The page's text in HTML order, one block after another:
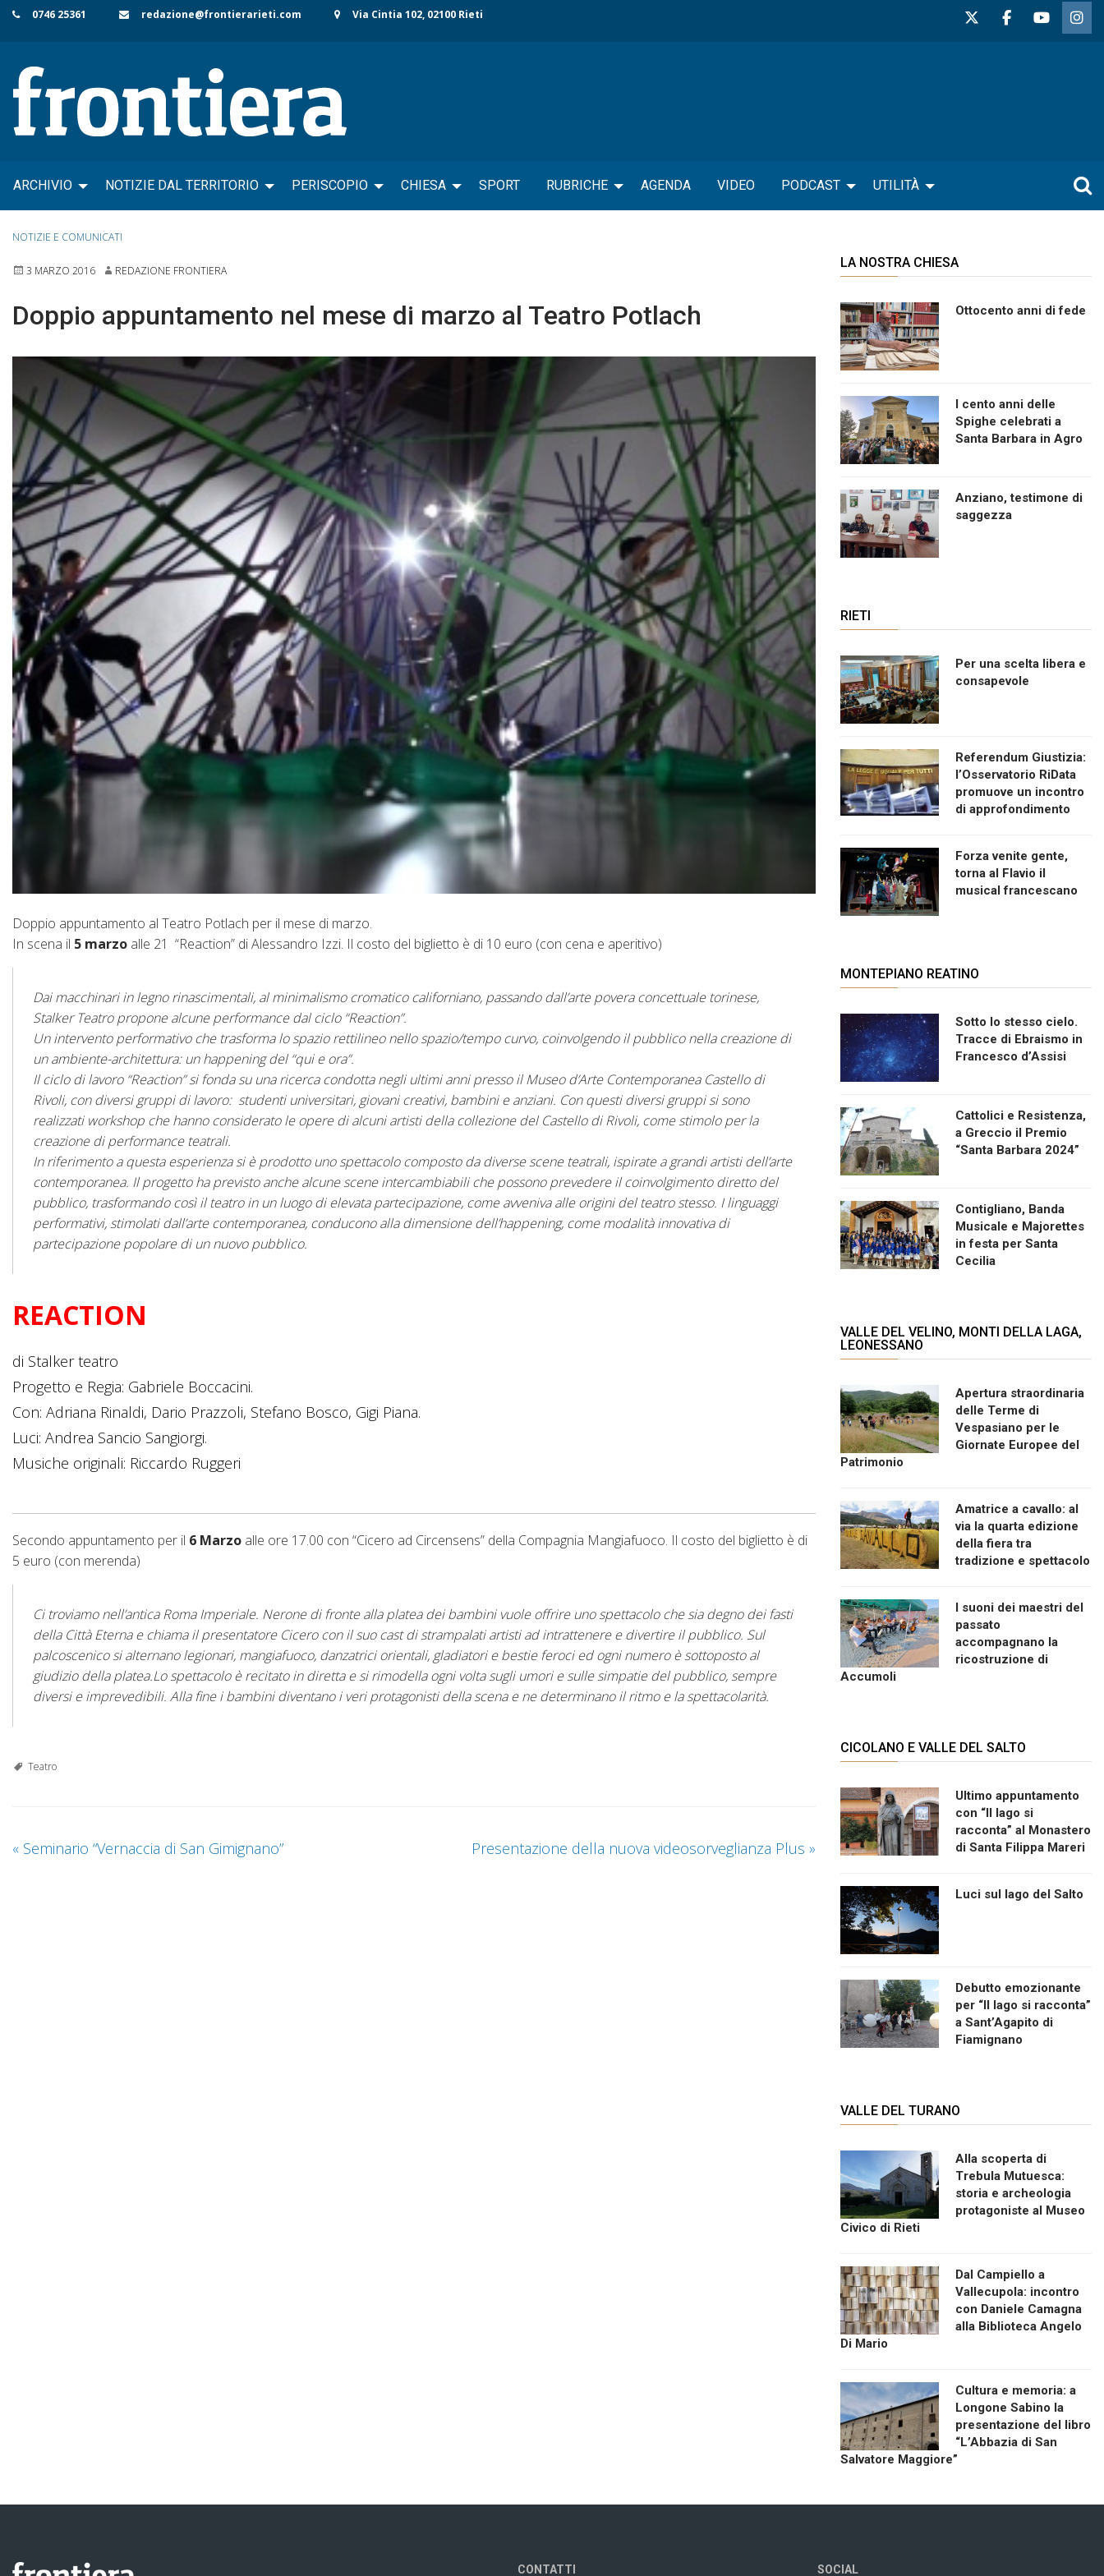
Skip
content
0746 25361 redazione@frontierarieti.com Via Cintia 102, 02100 Rieti
ARCHIVIO NOTIZIE DAL TERRITORIO PERISCOPIO CHIESA SPORT RUBRICHE AGENDA VIDEO PODCAST UTILITÀ
NOTIZIE E COMUNICATI
3 MARZO 2016 REDAZIONE FRONTIERA
Doppio appuntamento nel mese di marzo al Teatro Potlach
Doppio appuntamento al Teatro Potlach per il mese di marzo.
In scena il 5 marzo alle 21 “Reaction” di Alessandro Izzi. Il costo del biglietto è di 10 euro (con cena e aperitivo)
Dai macchinari in legno rinascimentali, al minimalismo cromatico californiano, passando dall’arte povera concettuale torinese,
Stalker Teatro propone alcune performance dal ciclo “Reaction”.
Un intervento performativo che trasforma lo spazio rettilineo nello spazio/tempo curvo, coinvolgendo il pubblico nella creazione di
un ambiente-architettura: un happening del “qui e ora”.
Il ciclo di lavoro “Reaction” si fonda su una ricerca condotta negli ultimi anni presso il Museo d’Arte Contemporanea Castello di
Rivoli, con diversi gruppi di lavoro: studenti universitari, giovani creativi, bambini e anziani. Con questi diversi gruppi si sono
realizzati workshop che hanno considerato le opere di alcuni artisti della collezione del Castello di Rivoli, come stimolo per la
creazione di performance teatrali.
In riferimento a questa esperienza si è prodotto uno spettacolo composto da diverse scene teatrali, ispirate a grandi artisti dell’arte
contemporanea. Il progetto ha previsto anche alcune scene intercambiabili che possono prevedere il coinvolgimento diretto del
pubblico, trasformando così il teatro in un luogo di elevata partecipazione, come avveniva alle origini del teatro stesso. I linguaggi
performativi, stimolati dall’arte contemporanea, conducono alla dimensione dell’happening, come modalità innovativa di
partecipazione popolare di un nuovo pubblico.
REACTION
di Stalker teatro
Progetto e Regia: Gabriele Boccacini.
Con: Adriana Rinaldi, Dario Prazzoli, Stefano Bosco, Gigi Piana.
Luci: Andrea Sancio Sangiorgi.
Musiche originali: Riccardo Ruggeri
Secondo appuntamento per il 6 Marzo alle ore 17.00 con “Cicero ad Circensens” della Compagnia Mangiafuoco. Il costo del biglietto è di
5 euro (con merenda)
Ci troviamo nell’antica Roma Imperiale. Nerone di fronte alla platea dei bambini vuole offrire uno spettacolo che sia degno dei fasti
della Città Eterna e chiama il presentatore Cicero con il suo cast di strampalati artisti ad intrattenere e divertire il pubblico. Sul
palcoscenico si alternano legionari, mangiafuoco, danzatrici orientali, gladiatori e bestie feroci ed ogni numero è sottoposto al
giudizio della platea.Lo spettacolo è recitato in diretta e si rimodella ogni volta sugli umori e sulle simpatie del pubblico, sempre
diversi e imprevedibili. Alla fine i bambini diventano i veri protagonisti della scena e ne determinano il ritmo e la spettacolarità.
Teatro
« Seminario “Vernaccia di San Gimignano” Presentazione della nuova videosorveglianza Plus »
LA NOSTRA CHIESA
Ottocento anni di fede
I cento anni delle
Spighe celebrati a
Santa Barbara in Agro
Anziano, testimone di
saggezza
RIETI
Per una scelta libera e
consapevole
Referendum Giustizia:
l’Osservatorio RiData
promuove un incontro
di approfondimento
Forza venite gente,
torna al Flavio il
musical francescano
MONTEPIANO REATINO
Sotto lo stesso cielo.
Tracce di Ebraismo in
Francesco d’Assisi
Cattolici e Resistenza,
a Greccio il Premio
“Santa Barbara 2024”
Contigliano, Banda
Musicale e Majorettes
in festa per Santa
Cecilia
VALLE DEL VELINO, MONTI DELLA LAGA,
LEONESSANO
Apertura straordinaria
delle Terme di
Vespasiano per le
Giornate Europee del
Patrimonio
Amatrice a cavallo: al
via la quarta edizione
della fiera tra
tradizione e spettacolo
I suoni dei maestri del
passato
accompagnano la
ricostruzione di
Accumoli
CICOLANO E VALLE DEL SALTO
Ultimo appuntamento
con “Il lago si
racconta” al Monastero
di Santa Filippa Mareri
Luci sul lago del Salto
Debutto emozionante
per “Il lago si racconta”
a Sant’Agapito di
Fiamignano
VALLE DEL TURANO
Alla scoperta di
Trebula Mutuesca:
storia e archeologia
protagoniste al Museo
Civico di Rieti
Dal Campiello a
Vallecupola: incontro
con Daniele Camagna
alla Biblioteca Angelo
Di Mario
Cultura e memoria: a
Longone Sabino la
presentazione del libro
“L’Abbazia di San
Salvatore Maggiore”
CONTATTI SOCIAL